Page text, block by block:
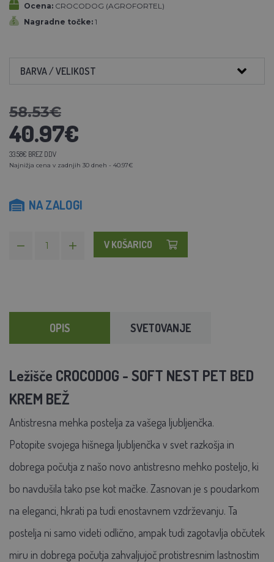
Ocena: CROCODOG (AGROFORTEL)
Nagradne točke: 1
BARVA / VELIKOST
58.53€
40.97€
33.58€ BREZ DDV
Najnižja cena v zadnjih 30 dneh - 40.97€
NA ZALOGI
V KOŠARICO
OPIS SVETOVANJE
Ležišče CROCODOG - SOFT NEST PET BED
KREM BEŽ
Antistresna mehka postelja za vašega ljubljenčka.
Potopite svojega hišnega ljubljenčka v svet razkošja in
dobrega počutja z našo novo antistresno mehko posteljo, ki
bo navdušila tako pse kot mačke. Zasnovan je s poudarkom
na eleganci, hkrati pa tudi enostavnem vzdrževanju. Ta
postelja ni samo videti odlično, ampak tudi zagotavlja občutek
miru in dobrega počutja zahvaljujoč protistresnim lastnostim